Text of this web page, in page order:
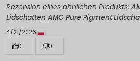
Rezension eines ähnlichen Produkts:
Lidschatten AMC Pure Pigment
4/21/2026
0
0